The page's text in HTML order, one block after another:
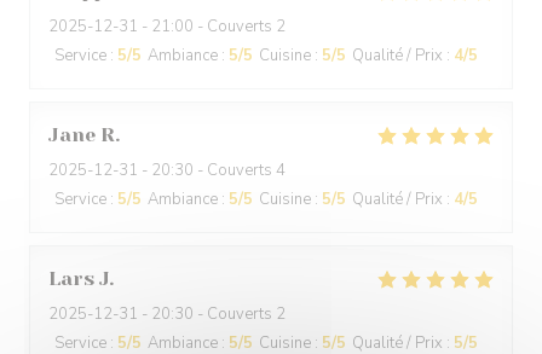
2025-12-31 - 21:00 - Couverts 2
Service : 5/5 Ambiance : 5/5 Cuisine : 5/5 Qualité / Prix : 4/5
Jane R
2025-12-31 - 20:30 - Couverts 4
Service : 5/5 Ambiance : 5/5 Cuisine : 5/5 Qualité / Prix : 4/5
Lars J
2025-12-31 - 20:30 - Couverts 2
Service : 5/5 Ambiance : 5/5 Cuisine : 5/5 Qualité / Prix : 5/5